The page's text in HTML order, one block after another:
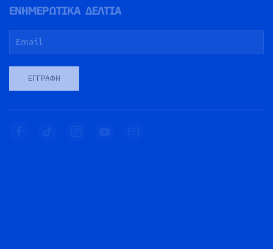
ΕΝΗΜΕΡΩΤΙΚΑ ΔΕΛΤΙΑ
ΕΓΓΡΑΦΉ